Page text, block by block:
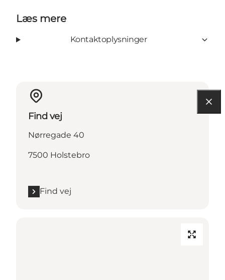
Læs mere
Kontaktoplysninger
Find vej
Nørregade 40
7500 Holstebro
Find vej